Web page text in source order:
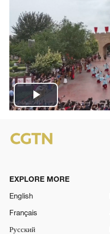
P
a
y
i
EXPLORE MORE
English
Français
Русский